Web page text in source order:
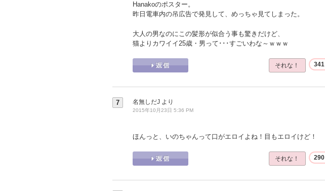
Hanakoのポスター。
昨日電車内の吊広告で発見して、めっちゃ見てしまった。
大人の男なのにこの髪形が似合う事も驚きだけど、
猫よりカワイイ25歳・男って･･･すごいわな～ｗｗｗ
それな！ 341
7 名無しだJ より
2015年10月23日 5:36 PM
ほんっと、いのちゃんって口がエロイよね！目もエロイけど！
それな！ 290